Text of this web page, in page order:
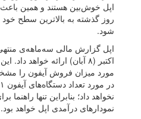
اپل خوش‌بین هستند و همین
روز گذشته به بالاترین سطح
شود.
اکتبر (۸ آبان) ارائه خواهد
مورد میزان فروش آیفون را
نخواهد داد؛ بنابراین تنها
نمودارهای درآمدی اپل خواهد بود.